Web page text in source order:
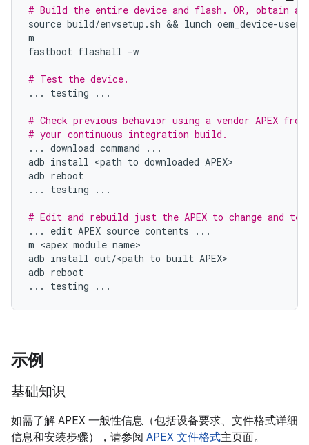
# Build the entire device and flash. OR, obtain
source build/envsetup . sh && lunch oem_device-
m
fastboot flashall -w
# Test the device.
...
testing ...
# Check previous behavior using a vendor APEX
# your continuous integration build.
... download command
...
adb install <path to downloaded APEX
adb reboot
...
testing ...
# Edit and rebuild just the APEX to change and
...
edit APEX source contents
...
m <apex module name
adb install out/<path to built APEX
adb reboot
...
testing ...
示例
基础知识
如需了解 APEX 一般性信息（包括设备要求、文件格式详细
信息和安装步骤），请参阅 APEX 文件格式主页面。